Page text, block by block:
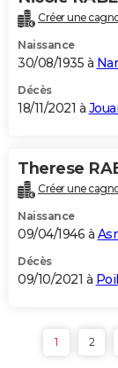
Créer une
Naissance
30/08/1935 à
Décès
18/11/2021 à
Therese
Créer une
Naissance
09/04/1946 à
Décès
09/10/2021 à
1 2